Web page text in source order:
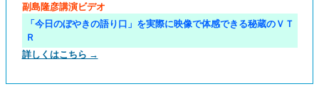
副島隆彦講演ビデオ
「今日のぼやきの語り口」を実際に映像で体感できる秘蔵のＶＴ
Ｒ
詳しくはこちら →